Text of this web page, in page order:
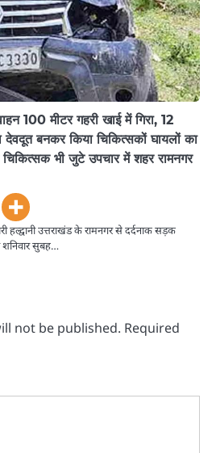
100 मीटर गहरी खाई में गिरा, 12
देवदूत बनकर किया चिकित्सकों घायलों का
भी जुटे उपचार में शहर रामनगर
उत्तराखंड के रामनगर से दर्दनाक सड़क
सुबह…
not be published. Required